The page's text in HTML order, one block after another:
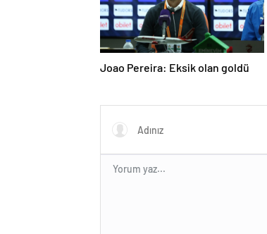
Joao Pereira: Eksik olan goldü